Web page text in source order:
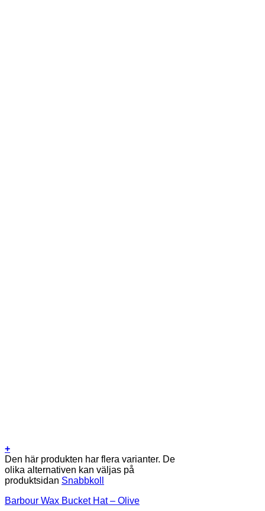
+
Den här produkten har flera varianter. De
olika alternativen kan väljas på
produktsidan Snabbkoll
Barbour Wax Bucket Hat – Olive